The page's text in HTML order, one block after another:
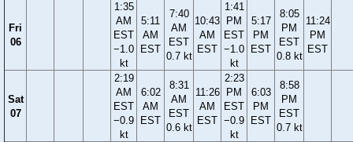
Fri
06
1:35
AM
EST
−1.0
kt
5:11
AM
EST
7:40
AM
EST
0.7 kt
10:43
AM
EST
1:41
PM
EST
−1.0
kt
5:17
PM
EST
8:05
PM
EST
0.8 kt
11:24
PM
EST
Sat
07
2:19
AM
EST
−0.9
kt
6:02
AM
EST
8:31
AM
EST
0.6 kt
11:26
AM
EST
2:23
PM
EST
−0.9
kt
6:03
PM
EST
8:58
PM
EST
0.7 kt